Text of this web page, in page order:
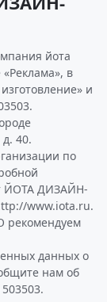
йота
в
и
40.
по
ЙОТА ДИЗАЙН-
www.iota.ru.
данных о
нам об